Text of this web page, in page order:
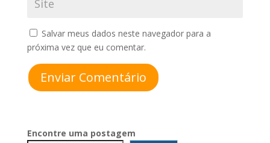
Salvar meus dados neste navegador para a
próxima vez que eu comentar.
Enviar Comentário
Encontre uma postagem